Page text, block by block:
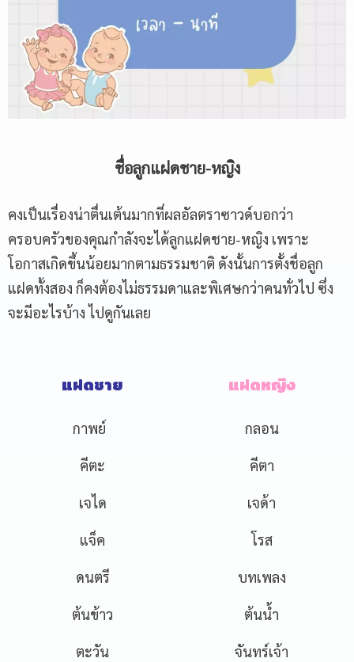
ชื่อลูกแฝดชาย-หญิง
คงเป็นเรื่องน่าตื่นเต้นมากที่ผลอัลตราซาวด์บอกว่า
ครอบครัวของคุณกำลังจะได้ลูกแฝดชาย-หญิง เพราะ
โอกาสเกิดขึ้นน้อยมากตามธรรมชาติ ดังนั้นการตั้งชื่อลูก
แฝดทั้งสอง ก็คงต้องไม่ธรรมดาและพิเศษกว่าคนทั่วไป ซึ่ง
จะมีอะไรบ้าง ไปดูกันเลย
แฝดชาย แฝดหญิง
กาพย์
คีตะ
เจได
แจ็ค
ดนตรี
ต้นข้าว
ตะวัน
กลอน
คีตา
เจด้า
โรส
บทเพลง
ต้นน้ำ
จันทร์เจ้า